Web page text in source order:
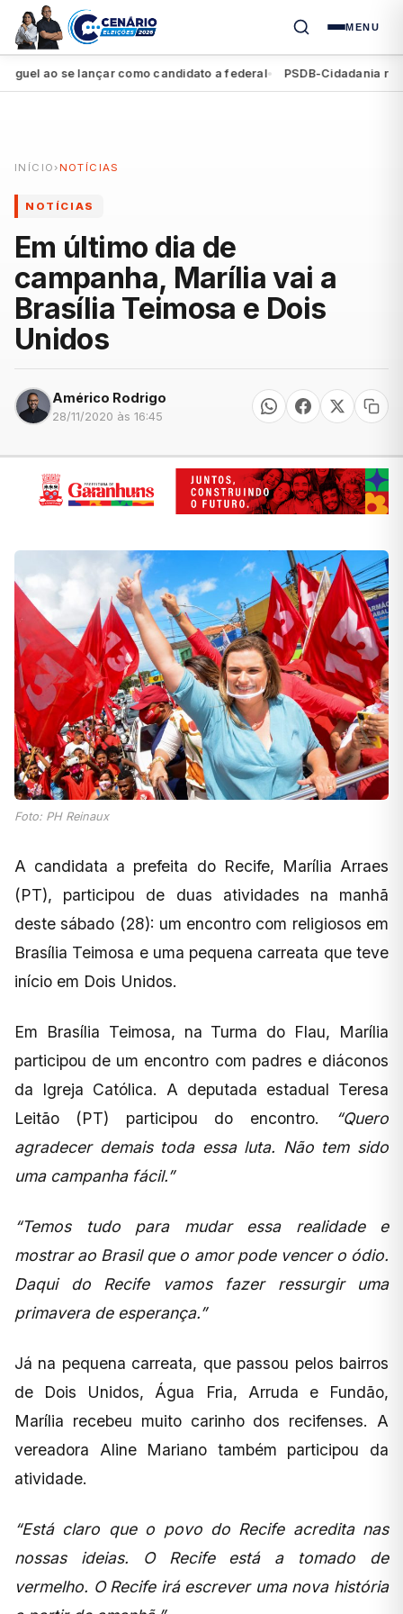
MENU
ao se lançar como candidato a federal● PSDB-Cidadania
INÍCIO ›NOTÍCIAS
NOTÍCIAS
Em último dia de
campanha, Marília vai a
Brasília Teimosa e Dois
Unidos
Américo Rodrigo
28/11/2020 às 16:45
Foto: PH Reinaux
A candidata a prefeita do Recife, Marília Arraes
(PT), participou de duas atividades na manhã
deste sábado (28): um encontro com religiosos em
Brasília Teimosa e uma pequena carreata que teve
início em Dois Unidos.
Em Brasília Teimosa, na Turma do Flau, Marília
participou de um encontro com padres e diáconos
da Igreja Católica. A deputada estadual Teresa
Leitão (PT) participou do encontro. “Quero
agradecer demais toda essa luta. Não tem sido
uma campanha fácil.”
“Temos tudo para mudar essa realidade e
mostrar ao Brasil que o amor pode vencer o ódio.
Daqui do Recife vamos fazer ressurgir uma
primavera de esperança.”
Já na pequena carreata, que passou pelos bairros
de Dois Unidos, Água Fria, Arruda e Fundão,
Marília recebeu muito carinho dos recifenses. A
vereadora Aline Mariano também participou da
atividade.
“Está claro que o povo do Recife acredita nas
nossas ideias. O Recife está a tomado de
vermelho. O Recife irá escrever uma nova história